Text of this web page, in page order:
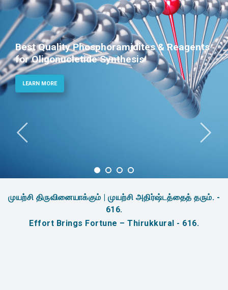
Best Quality Phosphoramidites & Reagents
for Oligonucletide Synthesis
LEARN MORE
முயற்சி திருவினையாக்கும் | முயற்சி அதிர்ஷ்டத்தைத் தரும். -
616.
Effort Brings Fortune – Thirukkural - 616.